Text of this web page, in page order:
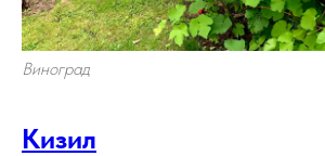
Виноград
Кизил